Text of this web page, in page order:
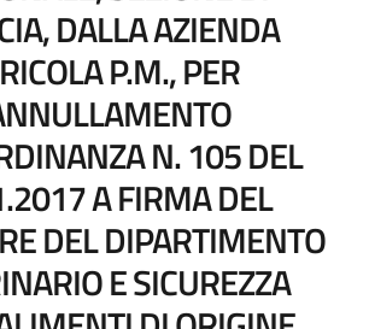
DALLA AZIENDA
P.M., PER
N. 105 DEL
A FIRMA DEL
DEL DIPARTIMENTO
E SICUREZZA